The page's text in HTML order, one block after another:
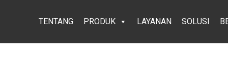
TENTANG PRODUK LAYANAN SOLUSI